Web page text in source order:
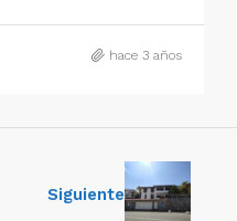
hace 3 años
Siguiente